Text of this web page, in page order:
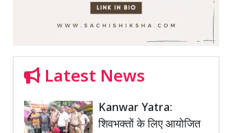
Latest News
Kanwar Yatra:
शिवभक्तों के लिए आयोजित